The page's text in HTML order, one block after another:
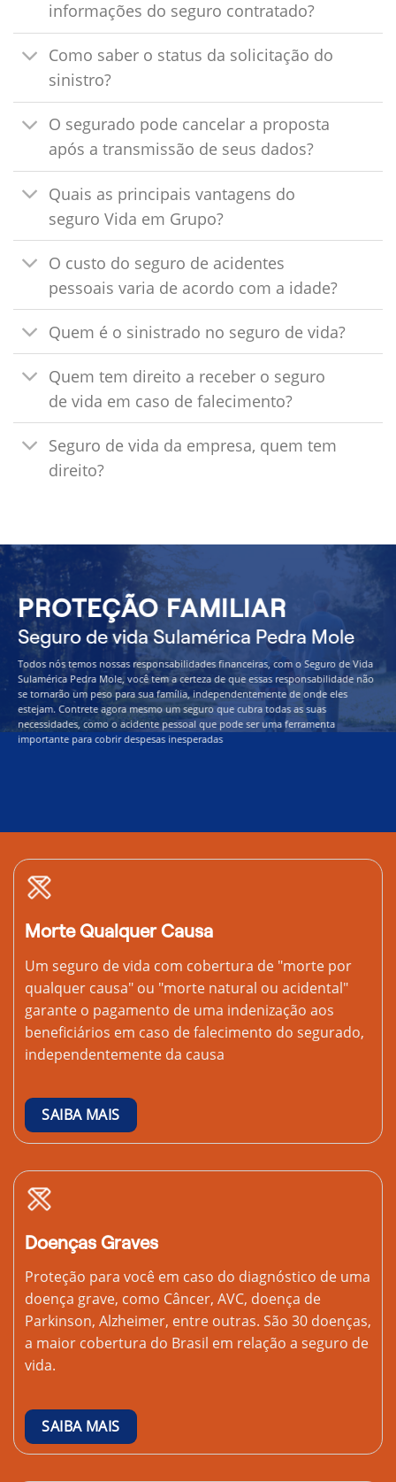
informações do seguro contratado?
Como saber o status da solicitação do
sinistro?
O segurado pode cancelar a proposta
após a transmissão de seus dados?
Quais as principais vantagens do
seguro Vida em Grupo?
O custo do seguro de acidentes
pessoais varia de acordo com a idade?
Quem é o sinistrado no seguro de vida?
Quem tem direito a receber o seguro
de vida em caso de falecimento?
Seguro de vida da empresa, quem tem
direito?
PROTEÇÃO FAMILIAR
Seguro de vida Sulamérica Pedra Mole
Todos nós temos nossas responsabilidades financeiras, com o Seguro de Vida
Sulamérica Pedra Mole, você tem a certeza de que essas responsabilidade não
se tornarão um peso para sua família, independentemente de onde eles
estejam. Contrete agora mesmo um seguro que cubra todas as suas
necessidades, como o acidente pessoal que pode ser uma ferramenta
importante para cobrir despesas inesperadas
Morte Qualquer Causa
Um seguro de vida com cobertura de "morte por
qualquer causa" ou "morte natural ou acidental"
garante o pagamento de uma indenização aos
beneficiários em caso de falecimento do segurado,
independentemente da causa
SAIBA MAIS
Doenças Graves
Proteção para você em caso do diagnóstico de uma
doença grave, como Câncer, AVC, doença de
Parkinson, Alzheimer, entre outras. São 30 doenças,
a maior cobertura do Brasil em relação a seguro de
vida.
SAIBA MAIS